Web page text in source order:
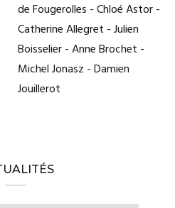
de Fougerolles - Chloé Astor -
Catherine Allegret - Julien
Boisselier - Anne Brochet -
Michel Jonasz - Damien
Jouillerot